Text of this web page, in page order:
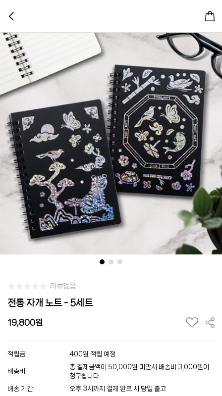
리뷰없음
전통 자개 노트 - 5세트
19,800
적립금 400원 적립 예정
배송비
총 결제금액이 50,000원 미만시 배송비 3,000원이
청구됩니다.
배송 기간
오후 3시까지 결제 완료 시 당일 출고